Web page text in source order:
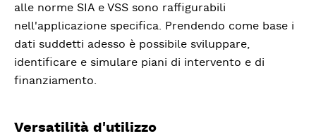
alle norme SIA e VSS sono raffigurabili
nell'applicazione specifica. Prendendo come base i
dati suddetti adesso è possibile sviluppare,
identificare e simulare piani di intervento e di
finanziamento.
Versatilità d'utilizzo